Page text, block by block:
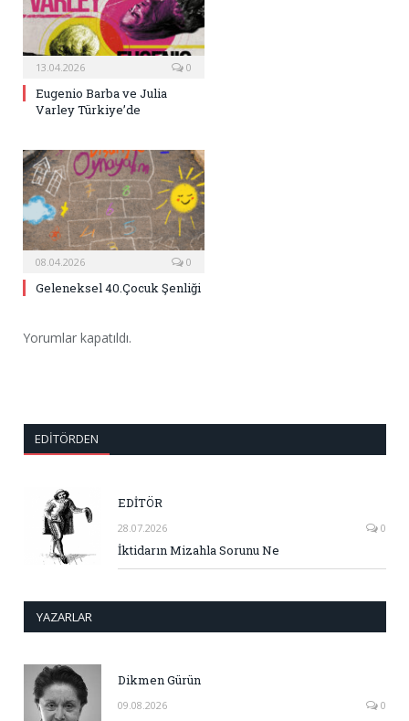
13.04.2026 0
Eugenio Barba ve Julia
Varley Türkiye’de
08.04.2026 0
Geleneksel 40.Çocuk Şenliği
Yorumlar kapatıldı.
EDITÖRDEN
EDİTÖR
28.07.2026 0
İktidarın Mizahla Sorunu Ne
YAZARLAR
Dikmen Gürün
09.08.2026 0